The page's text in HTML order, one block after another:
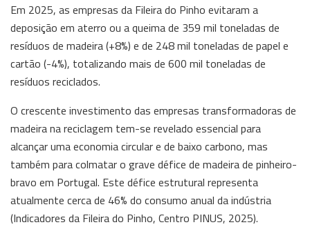
Em 2025, as empresas da Fileira do Pinho evitaram a
deposição em aterro ou a queima de 359 mil toneladas de
resíduos de madeira (+8%) e de 248 mil toneladas de papel e
cartão (-4%), totalizando mais de 600 mil toneladas de
resíduos reciclados.
O crescente investimento das empresas transformadoras de
madeira na reciclagem tem-se revelado essencial para
alcançar uma economia circular e de baixo carbono, mas
também para colmatar o grave défice de madeira de pinheiro-
bravo em Portugal. Este défice estrutural representa
atualmente cerca de 46% do consumo anual da indústria
(Indicadores da Fileira do Pinho, Centro PINUS, 2025).